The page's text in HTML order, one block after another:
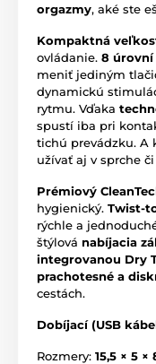
orgazmy, aké ste
Kompaktná
ovládanie. 8
meniť jediným
dynamickú
rytmu. Vďaka
spustí iba pri
tichú prevádzku. A
užívať aj v sprche
Prémiový
hygienický. Twist-
rýchle a
štýlová nabíjacia
integrovanou Dry
prachotesné a
cestách.
Dobíjací (USB
Rozmery: 15,5 × 5 ×